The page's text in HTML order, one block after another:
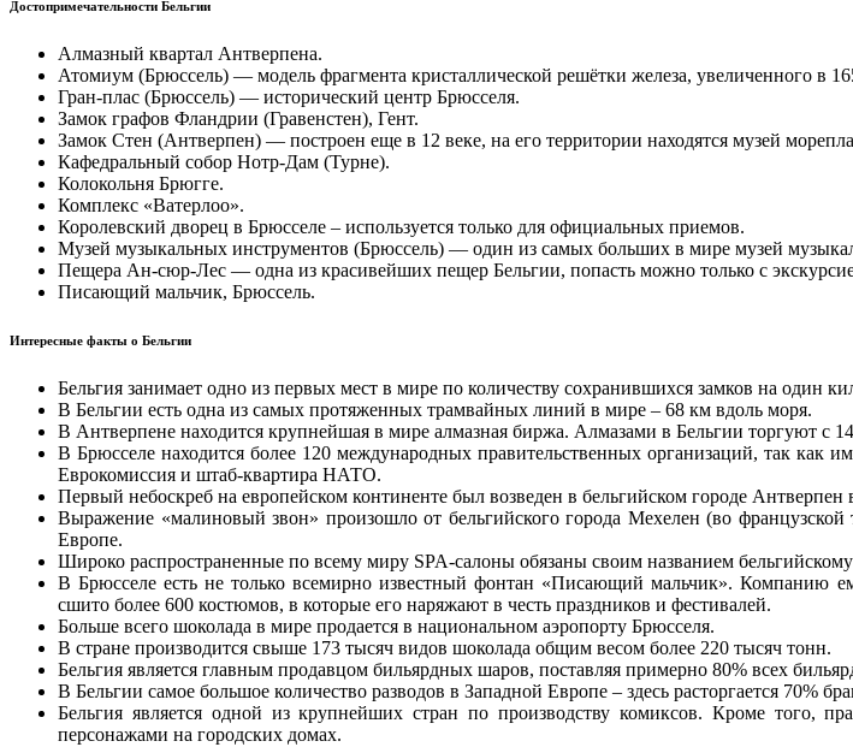
Достопримечательности Бельгии
Алмазный квартал Антверпена.
Атомиум (Брюссель) — модель фрагмента кристаллической решётки железа, увеличенного в
Гран-плас (Брюссель) — исторический центр Брюсселя.
Замок графов Фландрии (Гравенстен), Гент.
Замок Стен (Антверпен) — построен еще в 12 веке, на его территории находятся музей
Кафедральный собор Нотр-Дам (Турне).
Колокольня Брюгге.
Комплекс «Ватерлоо».
Королевский дворец в Брюсселе – используется только для официальных приемов.
Музей музыкальных инструментов (Брюссель) — один из самых больших в мире музей
Пещера Ан-сюр-Лес — одна из красивейших пещер Бельгии, попасть можно только с
Писающий мальчик, Брюссель.
Интересные факты о Бельгии
Бельгия занимает одно из первых мест в мире по количеству сохранившихся замков на один
В Бельгии есть одна из самых протяженных трамвайных линий в мире – 68 км вдоль моря.
В Антверпене находится крупнейшая в мире алмазная биржа. Алмазами в Бельгии торгуют с
В Брюсселе находится более 120 международных правительственных организаций, так как
Еврокомиссия и штаб-квартира НАТО.
Первый небоскреб на европейском континенте был возведен в бельгийском городе
Выражение «малиновый звон» произошло от бельгийского города Мехелен (во
Европе.
Широко распространенные по всему миру SPA-салоны обязаны своим названием
В Брюсселе есть не только всемирно известный фонтан «Писающий мальчик». Компанию
сшито более 600 костюмов, в которые его наряжают в честь праздников и фестивалей.
Больше всего шоколада в мире продается в национальном аэропорту Брюсселя.
В стране производится свыше 173 тысяч видов шоколада общим весом более 220 тысяч тонн.
Бельгия является главным продавцом бильярдных шаров, поставляя примерно 80% всех
В Бельгии самое большое количество разводов в Западной Европе – здесь расторгается 70%
Бельгия является одной из крупнейших стран по производству комиксов. Кроме того,
персонажами на городских домах.